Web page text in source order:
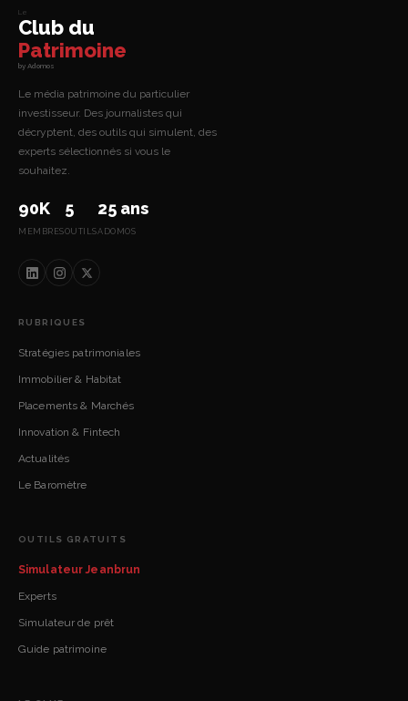
Le
Club du
Patrimoine
by Adomos
Le média patrimoine du particulier
investisseur. Des journalistes qui
décryptent, des outils qui simulent, des
experts sélectionnés si vous le
souhaitez.
90K
MEMBRES
5
OUTILS
25 ans
ADOMOS
RUBRIQUES
Stratégies patrimoniales
Immobilier & Habitat
Placements & Marchés
Innovation & Fintech
Actualités
Le Baromètre
OUTILS GRATUITS
Simulateur Jeanbrun
Experts
Simulateur de prêt
Guide patrimoine